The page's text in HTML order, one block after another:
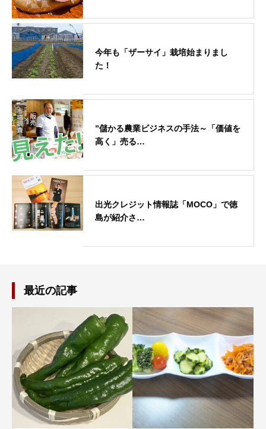
今年も「ザーサイ」栽培始まりまし
た！
”儲かる農業ビジネスの手法～「価値を
高く」売る…
出光クレジット情報誌「MOCO」で徳
島が紹介さ…
最近の記事